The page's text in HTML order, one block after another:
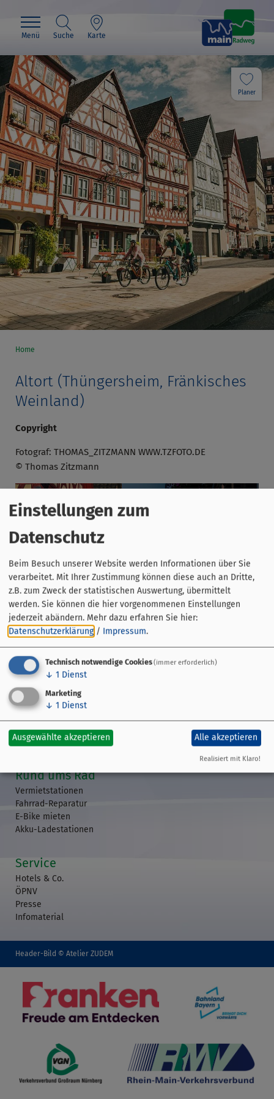
Menü Suche Karte
Planer
Home
Altort (Thüngersheim, Fränkisches
Weinland)
Copyright
Fotograf: THOMAS_ZITZMANN WWW.TZFOTO.DE
© Thomas Zitzmann
Streckenführung
Übersicht
Etappen
Veranstaltungen
Rund ums Rad
Vermietstationen
Fahrrad-Reparatur
E-Bike mieten
Akku-Ladestationen
Service
Hotels & Co.
ÖPNV
Presse
Infomaterial
Header-Bild © Atelier ZUDEM
Einstellungen zum
Datenschutz
Beim Besuch unserer Website werden Informationen über Sie
verarbeitet. Mit Ihrer Zustimmung können diese auch an Dritte,
z.B. zum Zweck der statistischen Auswertung, übermittelt
werden. Sie können die hier vorgenommenen Einstellungen
jederzeit abändern. Mehr dazu erfahren Sie hier:
Datenschutzerklärung / Impressum.
Technisch notwendige Cookies(immer erforderlich)
↓ 1 Dienst
Marketing
↓ 1 Dienst
Ausgewählte akzeptieren Alle akzeptieren
Realisiert mit Klaro!